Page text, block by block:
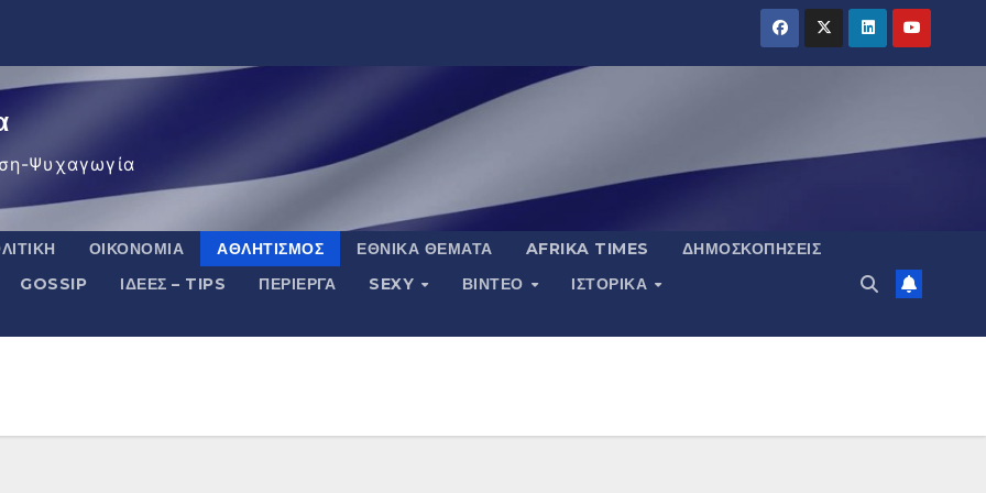
Ψυχαγωγία
ΟΙΚΟΝΟΜΊΑ ΑΘΛΗΤΙΣΜΌΣ ΕΘΝΙΚΆ ΘΈΜΑΤΑ AFRIKA TIMES
ΔΗΜΟΣΚΟΠΉΣΕΙΣ
GOSSIP ΙΔΈΕΣ – TIPS ΠΕΡΊΕΡΓΑ SEXY ΒΙΝΤΕΟ
ΙΣΤΟΡΙΚΆ